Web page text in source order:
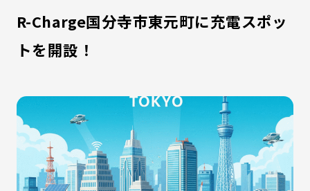
R-Charge国分寺市東元町に充電スポッ
トを開設！